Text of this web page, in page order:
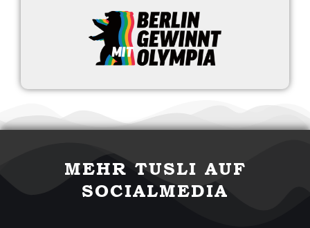
MEHR TUSLI AUF
SOCIALMEDIA